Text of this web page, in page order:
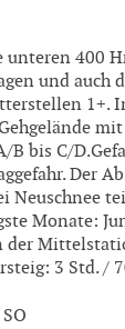
unteren 400
und auch
1+.
bis C/
Der
Neuschnee
Monate:
der
3 Std. /